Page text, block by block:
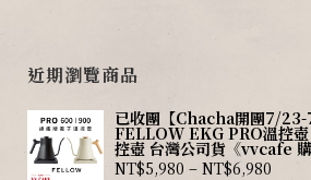
近期瀏覽商品
已收團【Chacha開團7/
FELLOW EKG PRO溫控
控壺 台灣公司貨《vvcafe 購
NT$5,980 – NT$6,980